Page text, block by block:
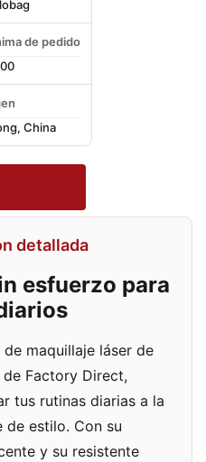
de pedido
China
detallada
esfuerzo para
maquillaje láser de
Factory Direct,
tus rutinas diarias a la
de estilo. Con su
y su resistente